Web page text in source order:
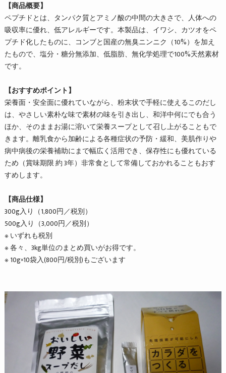
【商品概要】
ペプチドとは、タンパク質とアミノ酸の中間の大きさで、人体への
吸収率に優れ、低アレルギーです。本製品は、イワシ、カツオをペ
プチド化したものに、コンブと国産の無臭ニンニク（10%）を加え
たもので、塩分・糖分無添加、低脂肪、無化学処理で100%天然素材
です。
【おすすめポイント】
栄養面・安全面に優れていながら、粉末状で手軽に使えるこのだし
は、やさしい素朴な味で素材の味を引き出し、和洋中何にでも合う
ほか、そのままお湯に溶いて栄養スープとして召し上がることもで
きます。離乳食から加齢による各種症状の予防・緩和、美肌作りや
病中病後の栄養補助にまで幅広く活用でき、保存性にも優れている
ため（賞味期限 約 3年）非常食として常備しておかれることもおす
すめします。
【商品仕様】
300g入り（1,800円／税別）
500g入り（3,000円／税別）
※ いずれも税別
※ 各々、3kg単位のまとめ買いがお得です。
※ 10g×10袋入(800円/税別)もございます